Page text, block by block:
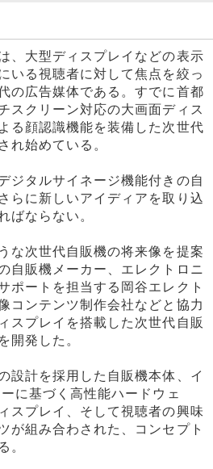
、大型ディスプレイなどの表示
いる視聴者に対して焦点を絞っ
の広告媒体である。すでに首都
スクリーン対応の大画面ディス
る顔認識機能を装備した次世代
れ始めている。
ジタルサイネージ機能付きの自
らに新しいアイディアを取り込
ばならない。
な次世代自販機の将来像を提案
自販機メーカー、エレクトロニ
ポートを担当する岡谷エレクト
コンテンツ制作会社などと協力
スプレイを搭載した次世代自販
開発した。
設計を採用した自販機本体、イ
に基づく高性能ハードウェ
スプレイ、そして視聴者の興味
が組み合わされた、コンセプト
。